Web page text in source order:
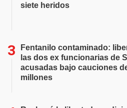
siete heridos
Fentanilo contaminado:
las dos ex funcionarias de
acusadas bajo cauciones
millones